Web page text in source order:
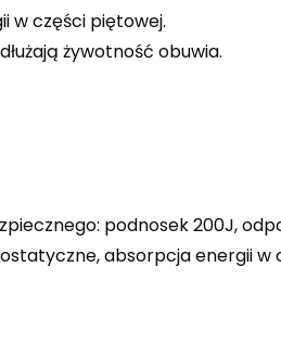
w części piętowej.
żywotność obuwia.
podnosek 200J,
absorpcja energii